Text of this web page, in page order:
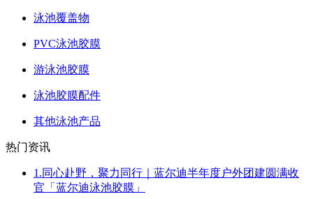
泳池覆盖物
PVC泳池胶膜
游泳池胶膜
泳池胶膜配件
其他泳池产品
热门资讯
1.同心赴野，聚力同行｜蓝尔迪半年度户外团建圆满收
官「蓝尔迪泳池胶膜」